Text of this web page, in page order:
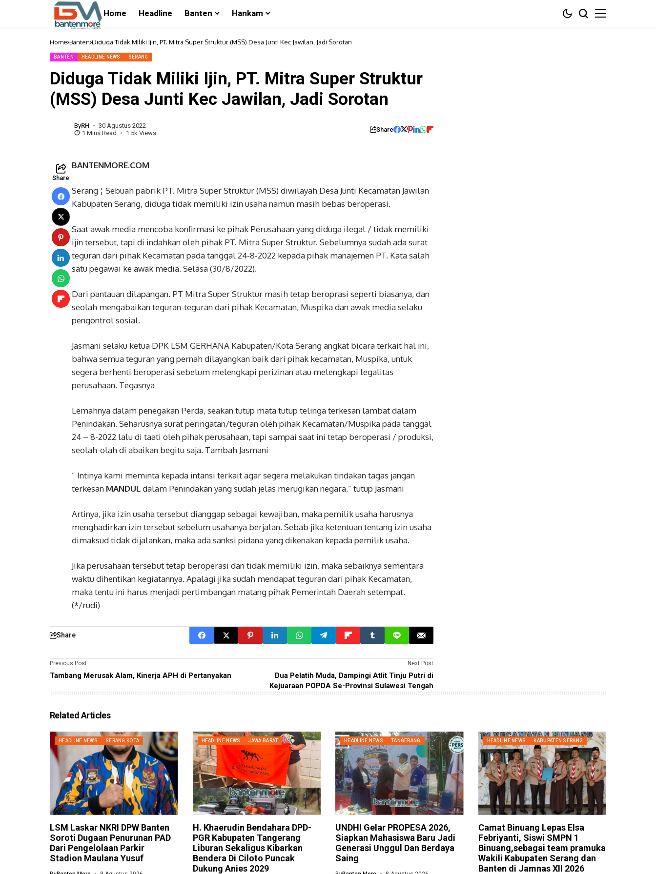
Home Headline Banten Hankam
Home Banten Diduga Tidak Miliki Ijin, PT. Mitra Super Struktur (MSS) Desa Junti Kec Jawilan, Jadi Sorotan
BANTEN HEADLINE NEWS SERANG
Diduga Tidak Miliki Ijin, PT. Mitra Super Struktur
(MSS) Desa Junti Kec Jawilan, Jadi Sorotan
ByRH
30 Agustus 2022
1 Mins Read
1.5k Views Share
Share
BANTENMORE.COM
Serang ¦ Sebuah pabrik PT. Mitra Super Struktur (MSS) diwilayah Desa Junti Kecamatan Jawilan
Kabupaten Serang, diduga tidak memiliki izin usaha namun masih bebas beroperasi.
Saat awak media mencoba konfirmasi ke pihak Perusahaan yang diduga ilegal / tidak memiliki
ijin tersebut, tapi di indahkan oleh pihak PT. Mitra Super Struktur. Sebelumnya sudah ada surat
teguran dari pihak Kecamatan pada tanggal 24-8-2022 kepada pihak manajemen PT. Kata salah
satu pegawai ke awak media. Selasa (30/8/2022).
Dari pantauan dilapangan. PT Mitra Super Struktur masih tetap beroprasi seperti biasanya, dan
seolah mengabaikan teguran-teguran dari pihak Kecamatan, Muspika dan awak media selaku
pengontrol sosial.
Jasmani selaku ketua DPK LSM GERHANA Kabupaten/Kota Serang angkat bicara terkait hal ini,
bahwa semua teguran yang pernah dilayangkan baik dari pihak kecamatan, Muspika, untuk
segera berhenti beroperasi sebelum melengkapi perizinan atau melengkapi legalitas
perusahaan. Tegasnya
Lemahnya dalam penegakan Perda, seakan tutup mata tutup telinga terkesan lambat dalam
Penindakan. Seharusnya surat peringatan/teguran oleh pihak Kecamatan/Muspika pada tanggal
24 – 8-2022 lalu di taati oleh pihak perusahaan, tapi sampai saat ini tetap beroperasi / produksi,
seolah-olah di abaikan begitu saja. Tambah Jasmani
” Intinya kami meminta kepada intansi terkait agar segera melakukan tindakan tagas jangan
terkesan MANDULdalam Penindakan yang sudah jelas merugikan negara,” tutup Jasmani
Artinya, jika izin usaha tersebut dianggap sebagai kewajiban, maka pemilik usaha harusnya
menghadirkan izin tersebut sebelum usahanya berjalan. Sebab jika ketentuan tentang izin usaha
dimaksud tidak dijalankan, maka ada sanksi pidana yang dikenakan kepada pemilik usaha.
Jika perusahaan tersebut tetap beroperasi dan tidak memiliki izin, maka sebaiknya sementara
waktu dihentikan kegiatannya. Apalagi jika sudah mendapat teguran dari pihak Kecamatan,
maka tentu ini harus menjadi pertimbangan matang pihak Pemerintah Daerah setempat.
(*/rudi)
Share
Previous Post
Tambang Merusak Alam, Kinerja APH di Pertanyakan
Next Post
Dua Pelatih Muda, Dampingi Atlit Tinju Putri di
Kejuaraan POPDA Se-Provinsi Sulawesi Tengah
Related Articles
HEADLINE NEWS SERANG KOTA
LSM Laskar NKRI DPW Banten
Soroti Dugaan Penurunan PAD
Dari Pengelolaan Parkir
Stadion Maulana Yusuf
HEADLINE NEWS JAWA BARAT
H. Khaerudin Bendahara DPD-
PGR Kabupaten Tangerang
Liburan Sekaligus Kibarkan
Bendera Di Ciloto Puncak
Dukung Anies 2029
HEADLINE NEWS TANGERANG
UNDHI Gelar PROPESA 2026,
Siapkan Mahasiswa Baru Jadi
Generasi Unggul Dan Berdaya
Saing
HEADLINE NEWS KABUPATEN SERANG
Camat Binuang Lepas Elsa
Febriyanti, Siswi SMPN 1
Binuang,sebagai team pramuka
Wakili Kabupaten Serang dan
Banten di Jamnas XII 2026